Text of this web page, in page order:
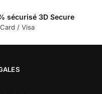
sécurisé 3D Secure
/ Visa